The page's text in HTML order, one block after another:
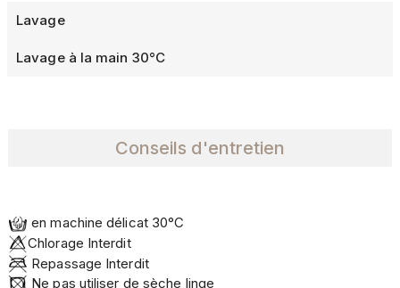
Lavage
Lavage à la main 30°C
Conseils d'entretien
en machine délicat 30°C
­Chlorage Interdit
Repassage Interdit
Ne pas utiliser de sèche linge